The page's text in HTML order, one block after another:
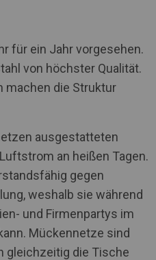
für ein Jahr vorgesehen.
von höchster Qualität.
machen die Struktur
ausgestatteten
an heißen Tagen.
gegen
weshalb sie während
und Firmenpartys im
Mückennetze sind
gleichzeitig die Tische